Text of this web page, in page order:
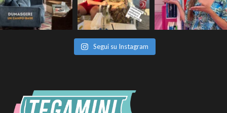
Segui su Instagram